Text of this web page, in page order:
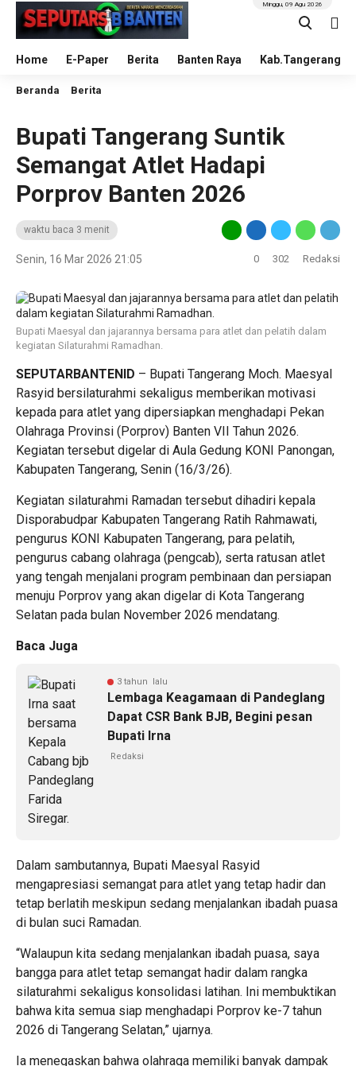
Home E-Paper Berita Banten Raya Kab.Tangerang
Minggu, 09 Agu 2026
Beranda Berita
Bupati Tangerang Suntik
Semangat Atlet Hadapi
Porprov Banten 2026
waktu baca 3 menit
Senin, 16 Mar 2026 21:05 0 302 Redaksi
Bupati Maesyal dan jajarannya bersama para atlet dan pelatih dalam
kegiatan Silaturahmi Ramadhan.
SEPUTARBANTENID – Bupati Tangerang Moch. Maesyal
Rasyid bersilaturahmi sekaligus memberikan motivasi
kepada para atlet yang dipersiapkan menghadapi Pekan
Olahraga Provinsi (Porprov) Banten VII Tahun 2026.
Kegiatan tersebut digelar di Aula Gedung KONI Panongan,
Kabupaten Tangerang, Senin (16/3/26).
Kegiatan silaturahmi Ramadan tersebut dihadiri kepala
Disporabudpar Kabupaten Tangerang Ratih Rahmawati,
pengurus KONI Kabupaten Tangerang, para pelatih,
pengurus cabang olahraga (pengcab), serta ratusan atlet
yang tengah menjalani program pembinaan dan persiapan
menuju Porprov yang akan digelar di Kota Tangerang
Selatan pada bulan November 2026 mendatang.
Baca Juga
3 tahun lalu
Lembaga Keagamaan di Pandeglang
Dapat CSR Bank BJB, Begini pesan
Bupati Irna
Redaksi
Dalam sambutannya, Bupati Maesyal Rasyid
mengapresiasi semangat para atlet yang tetap hadir dan
tetap berlatih meskipun sedang menjalankan ibadah puasa
di bulan suci Ramadan.
“Walaupun kita sedang menjalankan ibadah puasa, saya
bangga para atlet tetap semangat hadir dalam rangka
silaturahmi sekaligus konsolidasi latihan. Ini membuktikan
bahwa kita semua siap menghadapi Porprov ke-7 tahun
2026 di Tangerang Selatan,” ujarnya.
Ia menegaskan bahwa olahraga memiliki banyak dampak